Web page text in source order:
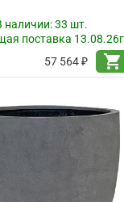
наличии:33 шт.
поставка
57 564 ₽
shopping_cart